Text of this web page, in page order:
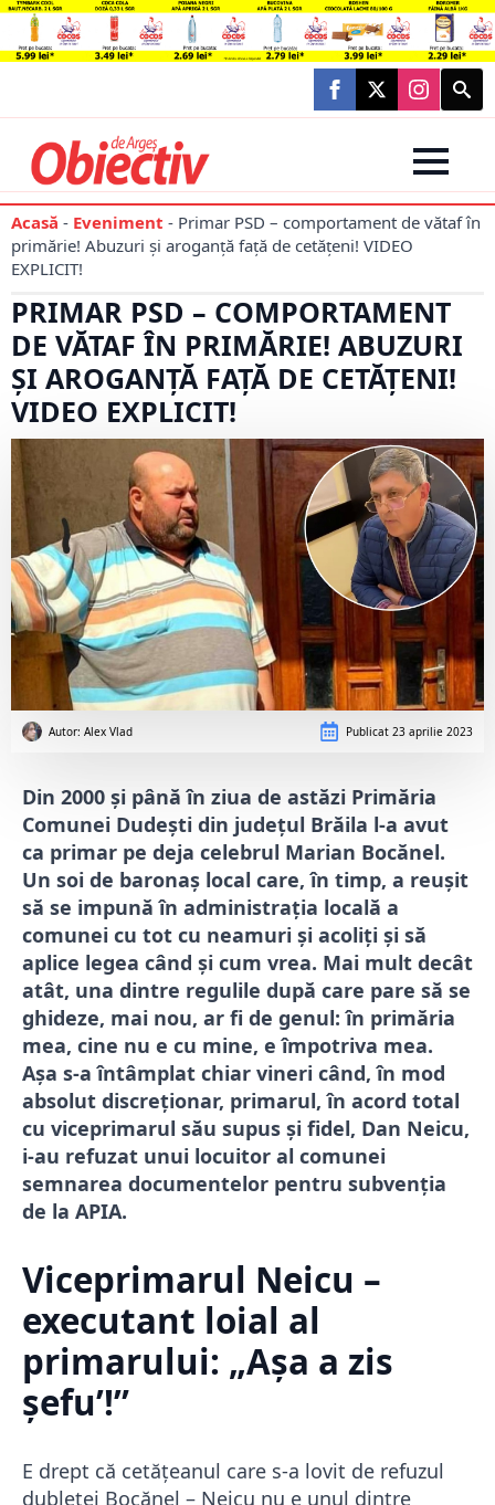
Search
for:
Acasă - Eveniment - Primar PSD – comportament de vătaf în
primărie! Abuzuri și aroganță față de cetățeni! VIDEO
EXPLICIT!
PRIMAR PSD – COMPORTAMENT
DE VĂTAF ÎN PRIMĂRIE! ABUZURI
ȘI AROGANȚĂ FAȚĂ DE CETĂȚENI!
VIDEO EXPLICIT!
Autor: Alex Vlad Publicat 23 aprilie 2023
Din 2000 și până în ziua de astăzi Primăria
Comunei Dudești din județul Brăila l-a avut
ca primar pe deja celebrul Marian Bocănel.
Un soi de baronaș local care, în timp, a reușit
să se impună în administrația locală a
comunei cu tot cu neamuri și acoliți și să
aplice legea când și cum vrea. Mai mult decât
atât, una dintre regulile după care pare să se
ghideze, mai nou, ar fi de genul: în primăria
mea, cine nu e cu mine, e împotriva mea.
Așa s-a întâmplat chiar vineri când, în mod
absolut discreționar, primarul, în acord total
cu viceprimarul său supus și fidel, Dan Neicu,
i-au refuzat unui locuitor al comunei
semnarea documentelor pentru subvenția
de la APIA.
Viceprimarul Neicu –
executant loial al
primarului: „Așa a zis
șefu’!”
E drept că cetățeanul care s-a lovit de refuzul
dubletei Bocănel – Neicu nu e unul dintre